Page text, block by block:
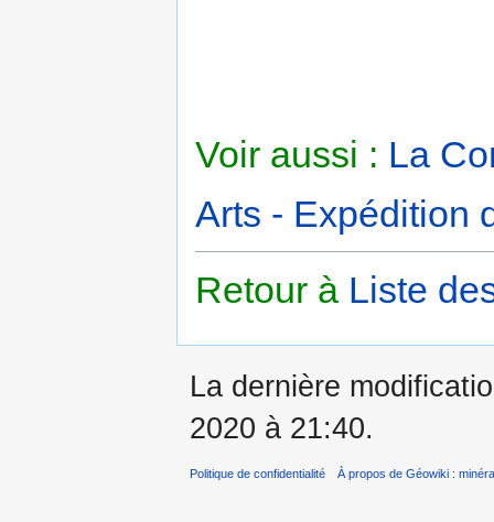
Voir aussi : La
Arts - Expédition
Retour à Liste
La dernière
2020 à 21:40.
Politique de confidentialité À propos de Géowiki :